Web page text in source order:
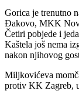
Gorica je trenutno
Đakovo, MKK
Četiri pobjede i
Kaštela još nema
nakon njihovog
Miljkovićeva
protiv KK Zagreb,